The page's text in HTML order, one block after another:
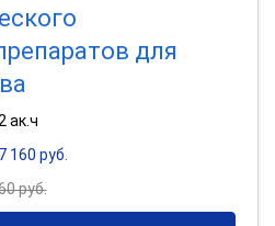
для
ак.ч
160 руб.
руб.